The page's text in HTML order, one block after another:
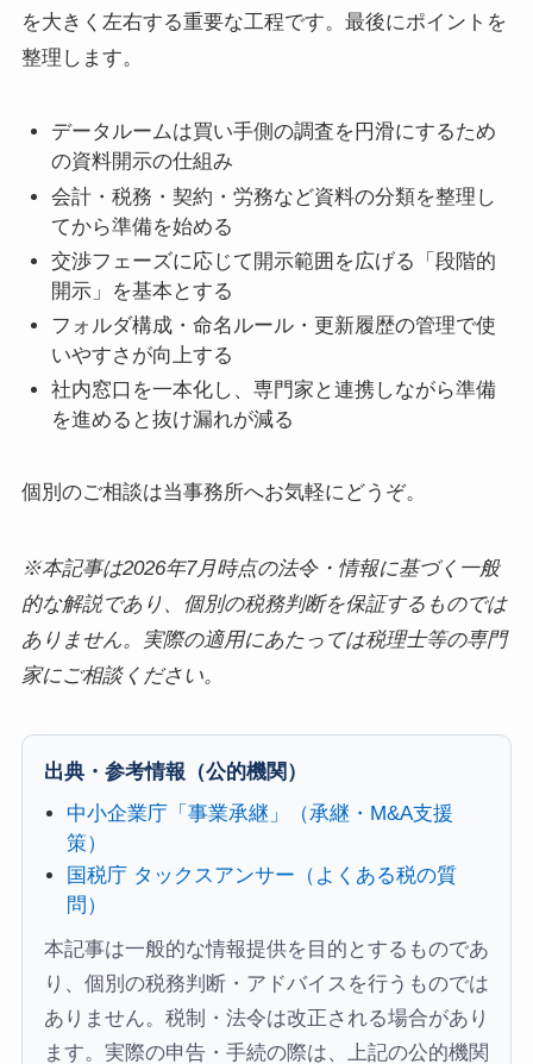
を大きく左右する重要な工程です。最後にポイントを
整理します。
データルームは買い手側の調査を円滑にするため
の資料開示の仕組み
会計・税務・契約・労務など資料の分類を整理し
てから準備を始める
交渉フェーズに応じて開示範囲を広げる「段階的
開示」を基本とする
フォルダ構成・命名ルール・更新履歴の管理で使
いやすさが向上する
社内窓口を一本化し、専門家と連携しながら準備
を進めると抜け漏れが減る
個別のご相談は当事務所へお気軽にどうぞ。
※本記事は2026年7月時点の法令・情報に基づく一般
的な解説であり、個別の税務判断を保証するものでは
ありません。実際の適用にあたっては税理士等の専門
家にご相談ください。
出典・参考情報（公的機関）
中小企業庁「事業承継」（承継・M&A支援
策）
国税庁 タックスアンサー（よくある税の質
問）
本記事は一般的な情報提供を目的とするものであ
り、個別の税務判断・アドバイスを行うものでは
ありません。税制・法令は改正される場合があり
ます。実際の申告・手続の際は、上記の公的機関